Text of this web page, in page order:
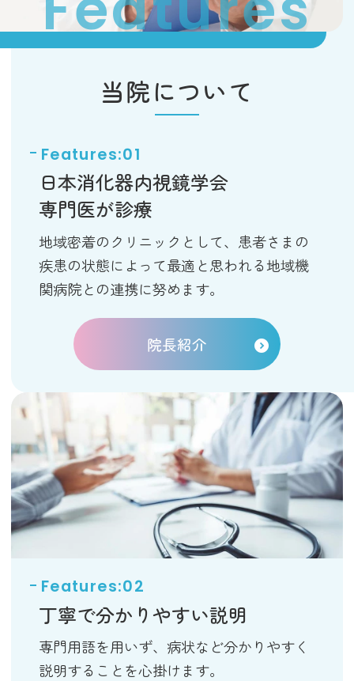
当院について
日本消化器内視鏡学会
専門医が診療
地域密着のクリニックとして、患者さまの
疾患の状態によって最適と思われる地域機
関病院との連携に努めます。
院長紹介
丁寧で分かりやすい説明
専門用語を用いず、病状など分かりやすく
説明することを心掛けます。